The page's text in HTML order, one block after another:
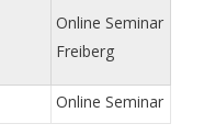
Online Seminar
Freiberg
Online Seminar